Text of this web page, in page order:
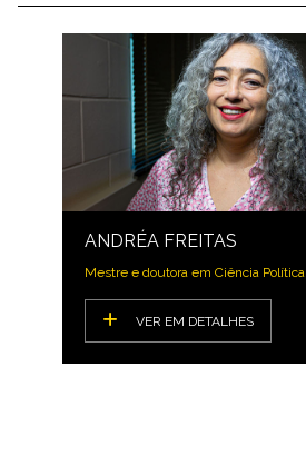
ANDRÉA FREITAS
Mestre e doutora em Ciência Política
VER EM DETALHES